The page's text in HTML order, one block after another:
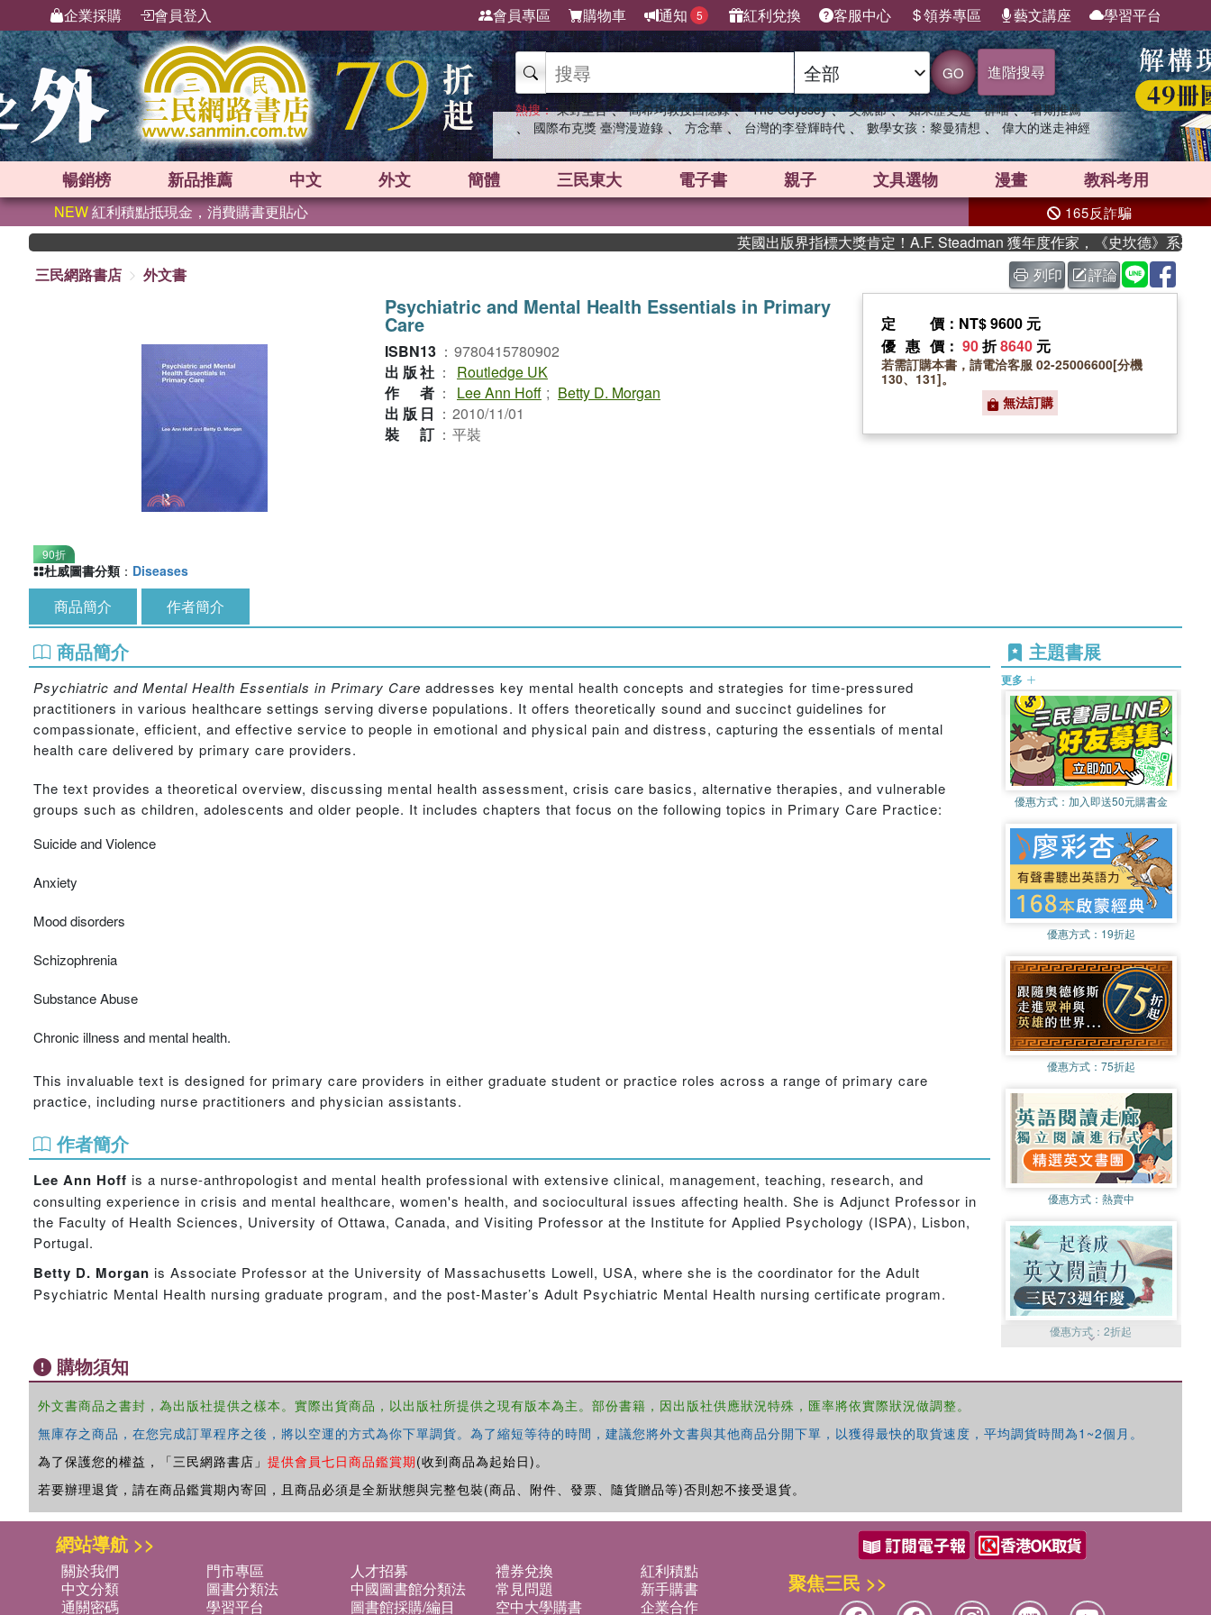
企業採購 會員登入 會員專區 購物車 通知 5 紅利兌換 客服中心 領券專區 藝文講座 學習平台
GO 進階搜尋
熱搜： 東野圭吾 、 高希均教授回憶錄 、 The Odyssey 、 父親節 、 如果歷史是一群喵 、 暑期推薦
、 國際布克獎 臺灣漫遊錄 、 方念華 、 台灣的李登輝時代 、 數學女孩：黎曼猜想 、 偉大的迷走神經
暢銷榜 新品推薦 中文 外文 簡體 三民東大 電子書 親子 文具選物 漫畫 教科考用
NEW紅利積點抵現金，消費購書更貼心 165反詐騙
英國出版界指標大獎肯定！A.F. Steadman 獲年度作家，《史坎德》系列帶你踏
三民網路書店
外文書 列印 評論
90折
Psychiatric and Mental Health Essentials in Primary
Care
ISBN13 ： 9780415780902
出版社 ：
Routledge UK
作者 ： Lee Ann Hoff ; Betty D. Morgan
出版日 ： 2010/11/01
裝訂 ： 平裝
定價 ：NT$ 9600 元
優惠價 ： 90折8640 元
若需訂購本書，請電洽客服 02-25006600[分機
130、131]。
無法訂購
杜威圖書分類 ： Diseases
商品簡介 作者簡介
商品簡介
Psychiatric and Mental Health Essentials in Primary Care addresses key mental health concepts and strategies for time-pressured
practitioners in various healthcare settings serving diverse populations. It offers theoretically sound and succinct guidelines for
compassionate, efficient, and effective service to people in emotional and physical pain and distress, capturing the essentials of mental
health care delivered by primary care providers.
The text provides a theoretical overview, discussing mental health assessment, crisis care basics, alternative therapies, and vulnerable
groups such as children, adolescents and older people. It includes chapters that focus on the following topics in Primary Care Practice:
Suicide and Violence
Anxiety
Mood disorders
Schizophrenia
Substance Abuse
Chronic illness and mental health.
This invaluable text is designed for primary care providers in either graduate student or practice roles across a range of primary care
practice, including nurse practitioners and physician assistants.
作者簡介
Lee Ann Hoff is a nurse-anthropologist and mental health professional with extensive clinical, management, teaching, research, and
consulting experience in crisis and mental healthcare, women's health, and sociocultural issues affecting health. She is Adjunct Professor in
the Faculty of Health Sciences, University of Ottawa, Canada, and Visiting Professor at the Institute for Applied Psychology (ISPA), Lisbon,
Portugal.
Betty D. Morgan is Associate Professor at the University of Massachusetts Lowell, USA, where she is the coordinator for the Adult
Psychiatric Mental Health nursing graduate program, and the post-Master’s Adult Psychiatric Mental Health nursing certificate program.
主題書展
更多
優惠方式： 加入即送50元購書金
優惠方式： 19折起
優惠方式： 75折起
優惠方式： 熱賣中
優惠方式：2折起
購物須知
外文書商品之書封，為出版社提供之樣本。實際出貨商品，以出版社所提供之現有版本為主。部份書籍，因出版社供應狀況特殊，匯率將依實際狀況做調整。
無庫存之商品，在您完成訂單程序之後，將以空運的方式為你下單調貨。為了縮短等待的時間，建議您將外文書與其他商品分開下單，以獲得最快的取貨速度，平均調貨時間為1~2個月。
為了保護您的權益，「三民網路書店」 提供會員七日商品鑑賞期(收到商品為起始日)。
若要辦理退貨，請在商品鑑賞期內寄回，且商品必須是全新狀態與完整包裝(商品、附件、發票、隨貨贈品等)否則恕不接受退貨。
網站導航 >>
關於我們 門市專區 人才招募 禮券兌換
紅利積點
中文分類
圖書分類法 中國圖書館分類法 常見問題
新手購書
通關密碼
學習平台 圖書館採購/編目 空中大學購書
企業合作
聚焦三民 >>